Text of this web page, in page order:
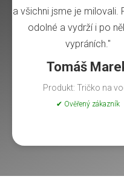
a všichni jsme je milovali.
odolné a vydrží i po
vypráních."
Tomáš
Produkt: Tričko na
✔ Ověřený zákazník